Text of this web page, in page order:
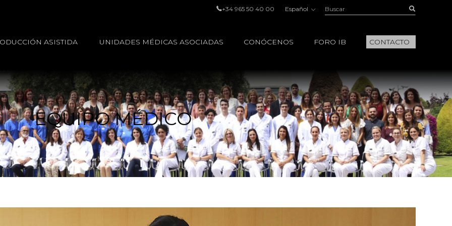
+34 965 50 40 00 Español Buscar:
ASISTIDA UNIDADES MÉDICAS ASOCIADAS CONÓCENOS FORO IB CONTACTO
EQUIPO MÉDICO